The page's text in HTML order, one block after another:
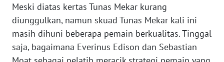
Meski diatas kertas Tunas Mekar kurang
diunggulkan, namun skuad Tunas Mekar kali ini
masih dihuni beberapa pemain berkualitas. Tinggal
saja, bagaimana Everinus Edison dan Sebastian
WN
JAKARTA